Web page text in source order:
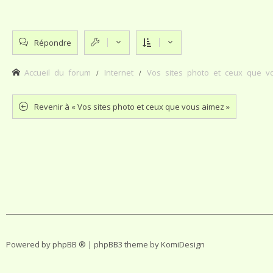
Répondre
Accueil du forum Internet Vos sites photo et ceux que
Revenir à « Vos sites photo et ceux que vous aimez »
Powered byphpBB ® | phpBB3 theme byKomiDesign